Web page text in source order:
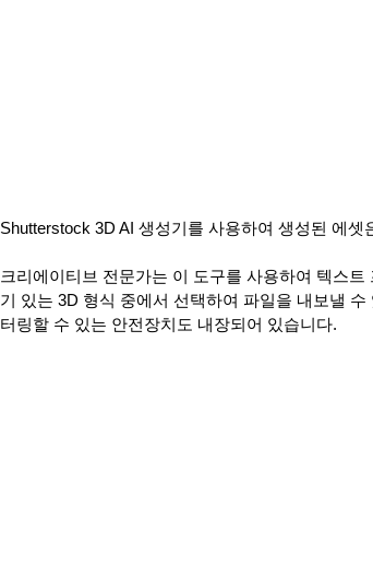
Shutterstock 3D AI 생성기를 사용하여 생성된 에
크리에이티브 전문가는 이 도구를 사용하여 텍스
기 있는 3D 형식 중에서 선택하여 파일을 내보낼
터링할 수 있는 안전장치도 내장되어 있습니다.